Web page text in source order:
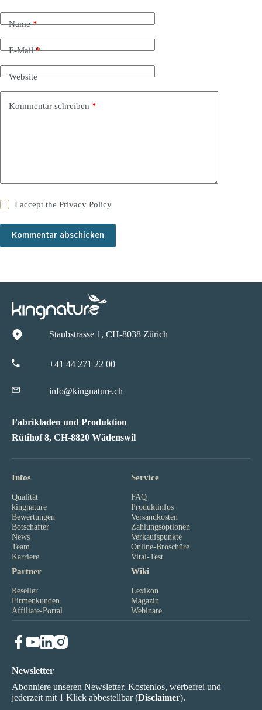
Name*
E-Mail*
Website
Kommentar schreiben *
I accept thePrivacy Policy
Kommentar abschicken
Staubstrasse 1, CH-8038 Zürich
+41 44 271 22 00
info@kingnature.ch
Fabrikladen und Produktion
Rütihof 8, CH-8820 Wädenswil
Infos
Qualität
kingnature
Bewertungen
Botschafter
News
Team
Karriere
Service
FAQ
Produktinfos
Versandkosten
Zahlungsoptionen
Verkaufspunkte
Online-Broschüre
Vital-Test
Partner
Reseller
Firmenkunden
Affiliate-Portal
Wiki
Lexikon
Magazin
Webinare
Newsletter
Abonniere unseren Newsletter. Kostenlos, werbefrei und
jederzeit mit 1 Klick abbestellbar (Disclaimer).